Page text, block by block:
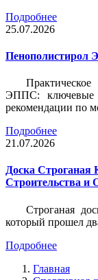
Подробнее
25.07.2026
Пенополистирол
ЭППС: ключевые
рекомендации по
Подробнее
21.07.2026
Доска Строганая
Строительства и
Строганая
который прошел
Подробнее
Главная